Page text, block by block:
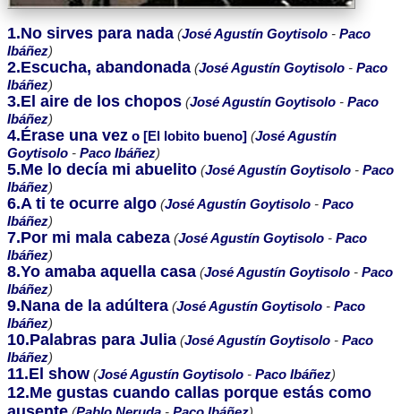
1.No sirves para nada (José Agustín Goytisolo - Paco
Ibáñez)
2.Escucha, abandonada (José Agustín Goytisolo - Paco
Ibáñez)
3.El aire de los chopos (José Agustín Goytisolo - Paco
Ibáñez)
4.Érase una vez o [El lobito bueno] (José Agustín
Goytisolo - Paco Ibáñez)
5.Me lo decía mi abuelito (José Agustín Goytisolo - Paco
Ibáñez)
6.A ti te ocurre algo (José Agustín Goytisolo - Paco
Ibáñez)
7.Por mi mala cabeza (José Agustín Goytisolo - Paco
Ibáñez)
8.Yo amaba aquella casa (José Agustín Goytisolo - Paco
Ibáñez)
9.Nana de la adúltera (José Agustín Goytisolo - Paco
Ibáñez)
10.Palabras para Julia (José Agustín Goytisolo - Paco
Ibáñez)
11.El show (José Agustín Goytisolo - Paco Ibáñez)
12.Me gustas cuando callas porque estás como